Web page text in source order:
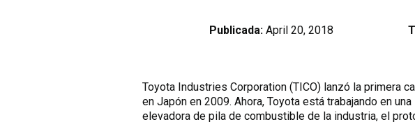
Publicada: April 20, 2018
Toyota Industries Corporation (TICO) lanzó la primera
en Japón en 2009. Ahora, Toyota está trabajando en
elevadora de pila de combustible de la industria, el